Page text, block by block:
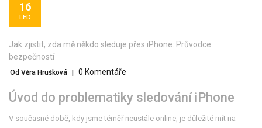
16
LED
Jak zjistit, zda mě někdo sleduje přes iPhone: Průvodce
bezpečností
Od Věra Hrušková 0 Komentáře
Úvod do problematiky sledování iPhone
V současné době, kdy jsme téměř neustále online, je důležité mít na